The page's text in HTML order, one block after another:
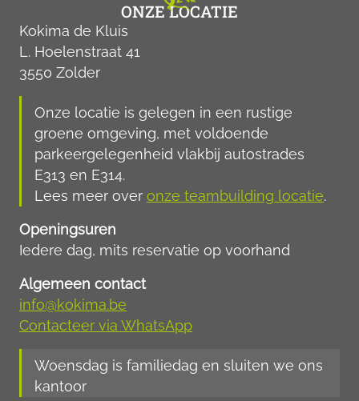
ONZE LOCATIE
Kokima de Kluis
L. Hoelenstraat 41
3550 Zolder
Onze locatie is gelegen in een rustige
groene omgeving, met voldoende
parkeergelegenheid vlakbij autostrades
E313 en E314.
Lees meer over onze teambuilding locatie.
Openingsuren
Iedere dag, mits reservatie op voorhand
Algemeen contact
info@kokima.be
Contacteer via WhatsApp
Woensdag is familiedag en sluiten we ons
kantoor